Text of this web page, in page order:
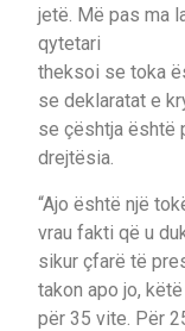
jetë. Më pas ma
qytetari
theksoi se toka
se deklaratat e
se çështja është
drejtësia.
“Ajo është një
vrau fakti që u
sikur çfarë të
takon apo jo,
për 35 vite. Për